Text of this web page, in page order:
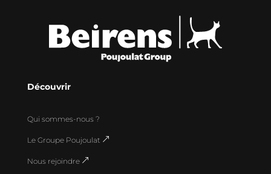
Découvrir
Qui sommes-nous ?
Le Groupe Poujoulat &
Nous rejoindre &